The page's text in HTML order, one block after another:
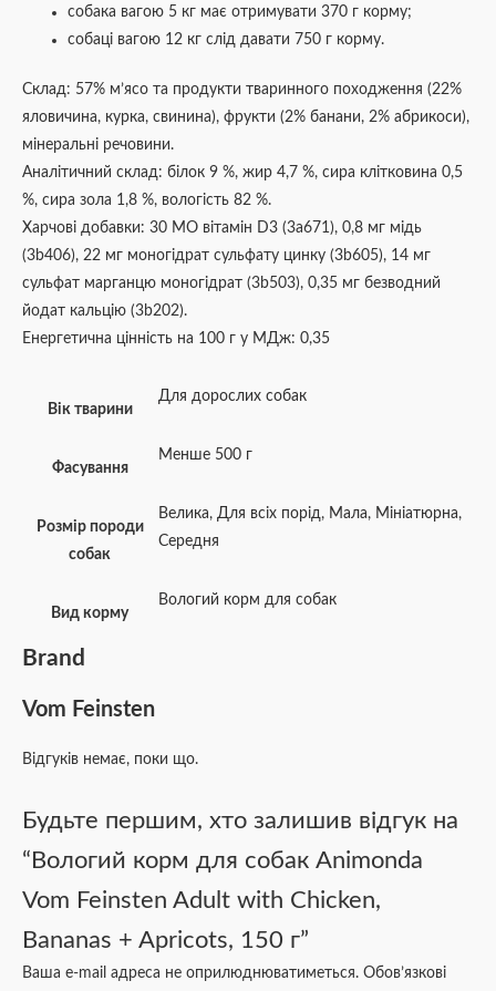
собака вагою 5 кг має отримувати 370 г корму;
собаці вагою 12 кг слід давати 750 г корму.
Склад: 57% м’ясо та продукти тваринного походження (22%
яловичина, курка, свинина), фрукти (2% банани, 2% абрикоси),
мінеральні речовини.
Аналітичний склад: білок 9 %, жир 4,7 %, сира клітковина 0,5
%, сира зола 1,8 %, вологість 82 %.
Харчові добавки: 30 МО вітамін D3 (3а671), 0,8 мг мідь
(3b406), 22 мг моногідрат сульфату цинку (3b605), 14 мг
сульфат марганцю моногідрат (3b503), 0,35 мг безводний
йодат кальцію (3b202).
Енергетична цінність на 100 г у МДж: 0,35
Вік тварини
Для дорослих собак
Фасування
Менше 500 г
Розмір породи
собак
Велика, Для всіх порід, Мала, Мініатюрна,
Середня
Вид корму
Вологий корм для собак
Brand
Vom Feinsten
Відгуків немає, поки що.
Будьте першим, хто залишив відгук на
“Вологий корм для собак Animonda
Vom Feinsten Adult with Chicken,
Bananas + Apricots, 150 г”
Ваша e-mail адреса не оприлюднюватиметься. Обов’язкові